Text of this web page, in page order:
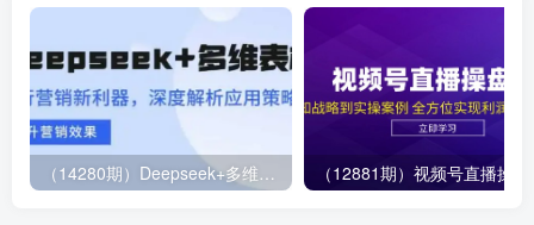
（14280期）Deepseek+多维表格，银行营销新利器，深度解析应用策略，提升营销效果